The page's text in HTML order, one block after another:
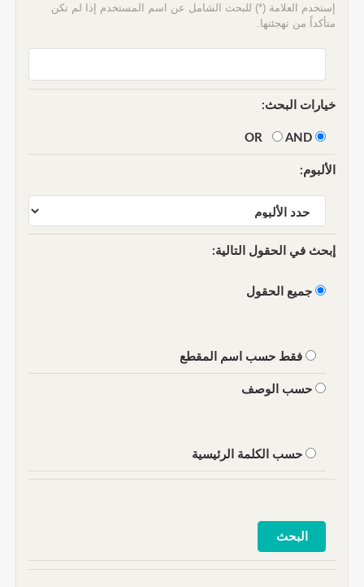
إستخدم العلامة (*) للبحث الشامل عن اسم المستخدم إذا لم تكن
متأكداً من تهجئتها.
خيارات البحث:
AND
الألبوم:
إبحث في الحقول التالية:
جميع الحقول
فقط حسب اسم المقطع
حسب الوصف
حسب الكلمة الرئيسية